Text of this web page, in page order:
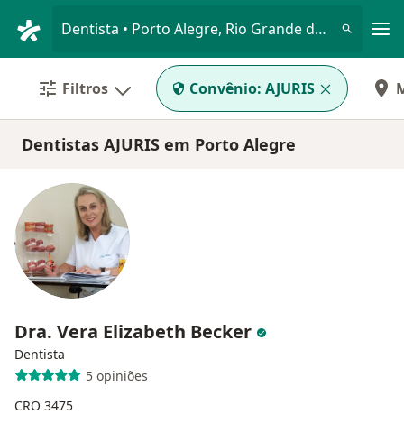
Dentista • Porto Alegre, Rio Grande do Sul RS
Filtros Convênio: AJURIS
Dentistas AJURIS em Porto Alegre
Dra. Vera Elizabeth Becker
Dentista
5 opiniões
CRO 3475